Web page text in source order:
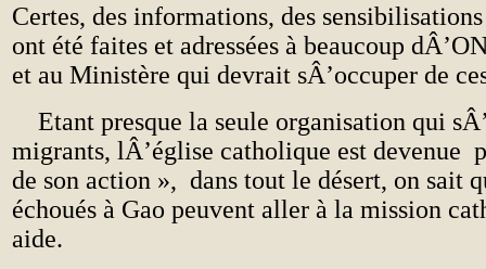
Certes, des informations, des
ont été faites et adressées à beaucoup
et au Ministère qui devrait sÂ’occuper de
Etant presque la seule organisation qui
migrants, lÂ’église catholique est devenue
de son action », dans tout le désert, on sait
échoués à Gao peuvent aller à la mission
aide.